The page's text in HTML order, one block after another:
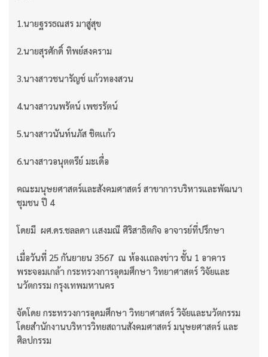
1.นายฐรรธณสร มาสู่สุข
2.นายสุรศักดิ์ ทิพย์สงคราม
3.นางสาวชนารัญช์ แก้วทองสวน
4.นางสาวนพรัตน์ เพชรรัตน์
5.นางสาวนันท์นภัส ชิตเเก้ว
6.นางสาวอนุตตรีย์ มะเดื่อ
คณะมนุษยศาสตร์และสังคมศาสตร์ สาขาการบริหารและพัฒนา
ชุมชน ปี 4
โดยมี ผศ.ดร.ชลลดา เเสงมณี ศิริสาธิตกิจ อาจารย์ที่ปรึกษา
เมื่อวันที่ 25 กันยายน 3567 ณ ห้องเเถลงข่าว ชั้น 1 อาคาร
พระจอมเกล้า กระทรวงการอุดมศึกษา วิทยาศาสตร์ วิจัยและ
นวัตกรรม กรุงเทพมหานคร
จัดโดย กระทรวงการอุดมศึกษา วิทยาศาสตร์ วิจัยและนวัตกรรม
โดยสำนักงานบริหารวิทยสถานสังคมศาสตร์ มนุษยศาสตร์ และ
ศิลปกรรม